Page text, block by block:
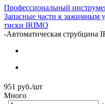
Профессиональный
Запасные части к зажимным
тиски IRIMO
-Автоматическая струбцина
951 руб./шт
Много